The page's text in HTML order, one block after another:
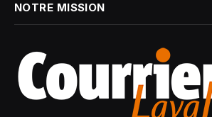
NOTRE MISSION